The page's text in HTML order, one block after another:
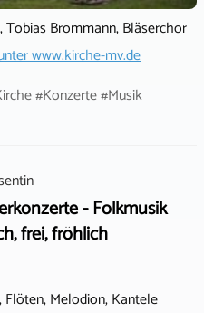
Brommann, Bläserchor
www.kirche-mv.de
#Konzerte #Musik
- Folkmusik
frei, fröhlich
Flöten, Melodion, Kantele